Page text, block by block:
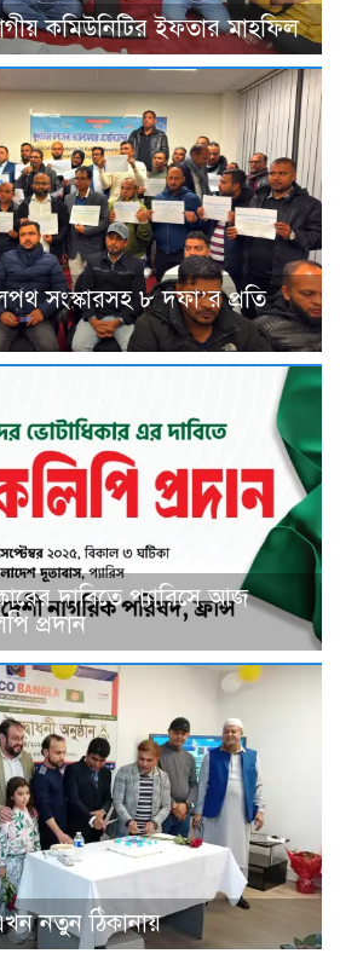
কমিউনিটির ইফতার মাহফিল
সংস্কারসহ ৮ দফা’র প্রতি
দাবিতে প্যারিসে আজ
প্রদান
নতুন ঠিকানায়